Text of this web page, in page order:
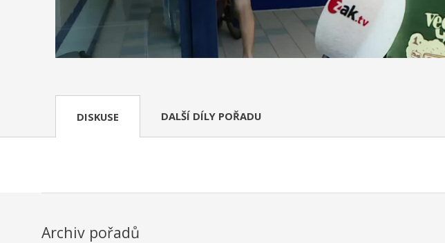
DISKUSE DALŠÍ DÍLY POŘADU
Archiv pořadů